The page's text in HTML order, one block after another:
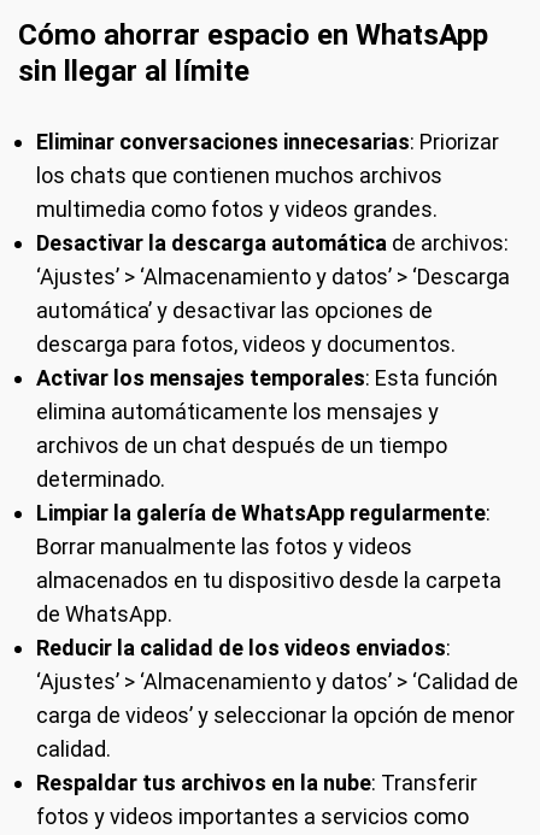
Cómo ahorrar espacio en WhatsApp
sin llegar al límite
Eliminar conversaciones innecesarias: Priorizar
los chats que contienen muchos archivos
multimedia como fotos y videos grandes.
Desactivar la descarga automática de archivos:
‘Ajustes’ > ‘Almacenamiento y datos’ > ‘Descarga
automática’ y desactivar las opciones de
descarga para fotos, videos y documentos.
Activar los mensajes temporales: Esta función
elimina automáticamente los mensajes y
archivos de un chat después de un tiempo
determinado.
Limpiar la galería de WhatsApp regularmente:
Borrar manualmente las fotos y videos
almacenados en tu dispositivo desde la carpeta
de WhatsApp.
Reducir la calidad de los videos enviados:
‘Ajustes’ > ‘Almacenamiento y datos’ > ‘Calidad de
carga de videos’ y seleccionar la opción de menor
calidad.
Respaldar tus archivos en la nube: Transferir
fotos y videos importantes a servicios como